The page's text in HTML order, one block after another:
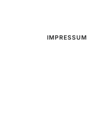
IMPRESSUM